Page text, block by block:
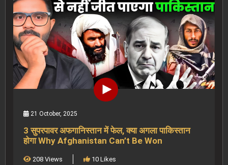
21 October, 2025
3 सुपरपावर अफगानिस्तान में फेल, क्या अगला पाकिस्तान
होगा Why Afghanistan Can’t Be Won
208 Views 10 Likes